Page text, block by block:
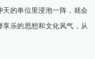
的单位里浸泡一阵，就会
乐的思想和文化风气，从